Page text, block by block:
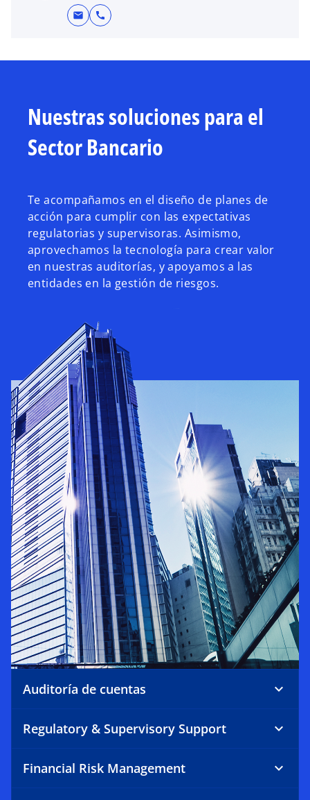
mail call
Nuestras soluciones para el
Sector Bancario
Te acompañamos en el diseño de planes de
acción para cumplir con las expectativas
regulatorias y supervisoras. Asimismo,
aprovechamos la tecnología para crear valor
en nuestras auditorías, y apoyamos a las
entidades en la gestión de riesgos.
Auditoría de cuentas
Regulatory & Supervisory Support
Financial Risk Management